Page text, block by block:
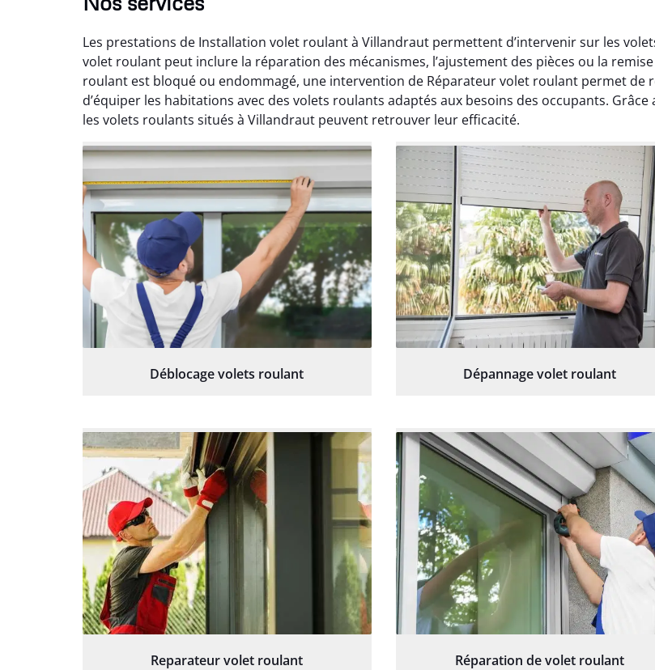
Les prestations de Installation volet roulant à Villandraut permettent d’intervenir sur les
volet roulant peut inclure la réparation des mécanismes, l’ajustement des pièces ou la
roulant est bloqué ou endommagé, une intervention de Réparateur volet roulant permet
d’équiper les habitations avec des volets roulants adaptés aux besoins des occupants.
les volets roulants situés à Villandraut peuvent retrouver leur efficacité.
Déblocage volets roulant Dépannage volet roulant
Reparateur volet roulant Réparation de volet roulant